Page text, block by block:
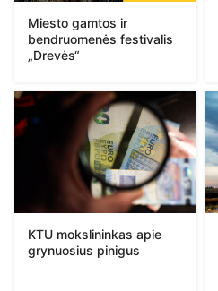
Miesto gamtos ir
bendruomenės festivalis
„Drevės“
KTU mokslininkas apie
grynuosius pinigus